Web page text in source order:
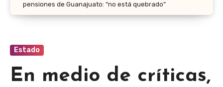
pensiones de Guanajuato: “no está quebrado”
Estado
En medio de críticas,